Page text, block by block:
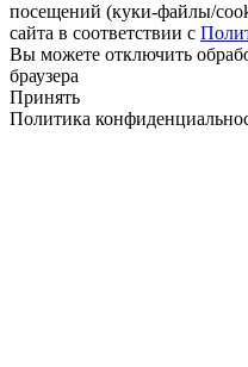
посещений (куки-файлы/
сайта в соответствии с
Вы можете отключить
браузера
Принять
Политика